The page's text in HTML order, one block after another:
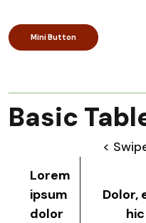
Mini Button
Basic
<
Lorem
ipsum
dolor
Dolor,
hic